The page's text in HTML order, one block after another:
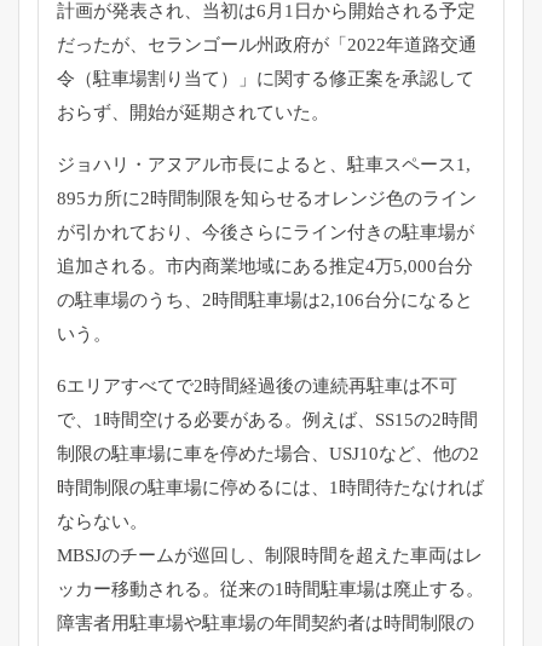
計画が発表され、 当初は6月1日から開始される予定
だったが、 セランゴール州政府が「2022年道路交通
令（駐車場割り当て）
」に関する修正案を承認して
おらず、開始が延期されていた。
ジョハリ・アヌアル市長によると、駐車スペース1,
895カ所に2時間制限を知らせるオレンジ色のライン
が引かれており、今後さらにライン付きの駐車場が
追加される。 市内商業地域にある推定4万5,000台分
の駐車場のうち、 2時間駐車場は2,106台分になると
いう。
6エリアすべてで2時間経過後の連続再駐車は不可
で、 1時間空ける必要がある。例えば、 SS15の2時間
制限の駐車場に車を停めた場合、 USJ10など、他の2
時間制限の駐車場に停めるには、 1時間待たなければ
ならない。
MBSJのチームが巡回し、 制限時間を超えた車両はレ
ッカー移動される。 従来の1時間駐車場は廃止する。
障害者用駐車場や駐車場の年間契約者は時間制限の